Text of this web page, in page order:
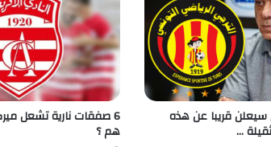
سيعلن قريبا عن هذه 6 صفقات نارية تشعل
هم ؟